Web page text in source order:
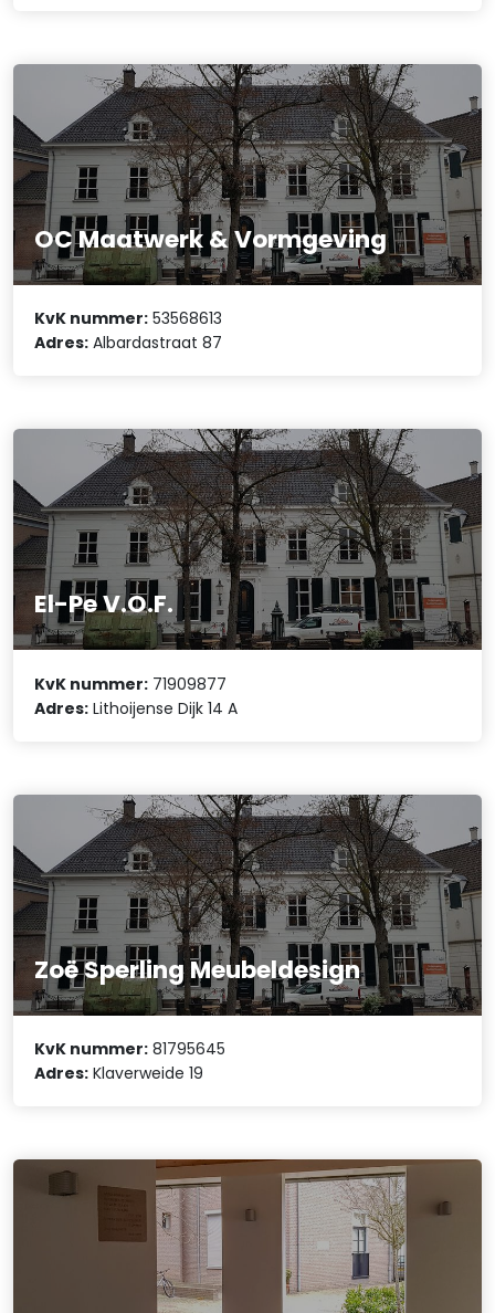
OC Maatwerk & Vormgeving
KvK nummer: 53568613
Adres: Albardastraat 87
El-Pe V.O.F.
KvK nummer: 71909877
Adres: Lithoijense Dijk 14 A
Zoë Sperling Meubeldesign
KvK nummer: 81795645
Adres: Klaverweide 19